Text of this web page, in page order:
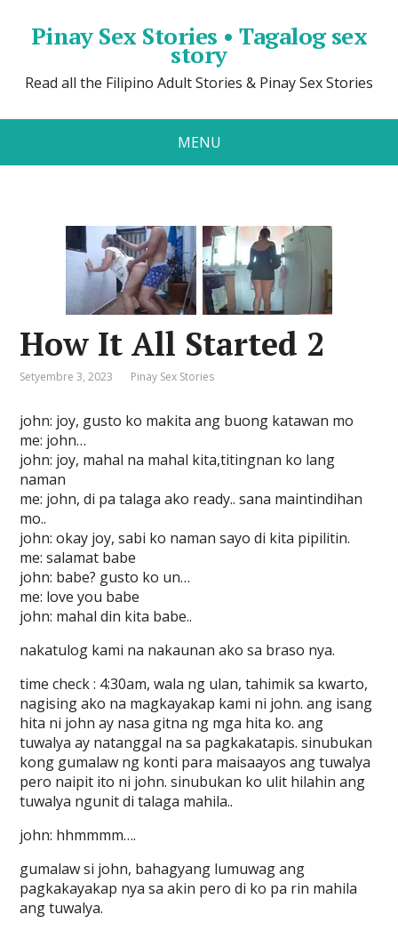
Pinay Sex Stories • Tagalog sex
story
Read all the Filipino Adult Stories & Pinay Sex Stories
MENU
How It All Started 2
Setyembre 3, 2023 Pinay Sex Stories
john: joy, gusto ko makita ang buong katawan mo
me: john…
john: joy, mahal na mahal kita,titingnan ko lang
naman
me: john, di pa talaga ako ready.. sana maintindihan
mo..
john: okay joy, sabi ko naman sayo di kita pipilitin.
me: salamat babe
john: babe? gusto ko un…
me: love you babe
john: mahal din kita babe..
nakatulog kami na nakaunan ako sa braso nya.
time check : 4:30am, wala ng ulan, tahimik sa kwarto,
nagising ako na magkayakap kami ni john. ang isang
hita ni john ay nasa gitna ng mga hita ko. ang
tuwalya ay natanggal na sa pagkakatapis. sinubukan
kong gumalaw ng konti para maisaayos ang tuwalya
pero naipit ito ni john. sinubukan ko ulit hilahin ang
tuwalya ngunit di talaga mahila..
john: hhmmmm….
gumalaw si john, bahagyang lumuwag ang
pagkakayakap nya sa akin pero di ko pa rin mahila
ang tuwalya.